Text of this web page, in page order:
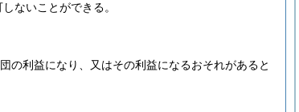
ないことができる。
の利益になり、又はその利益になるおそれがあると